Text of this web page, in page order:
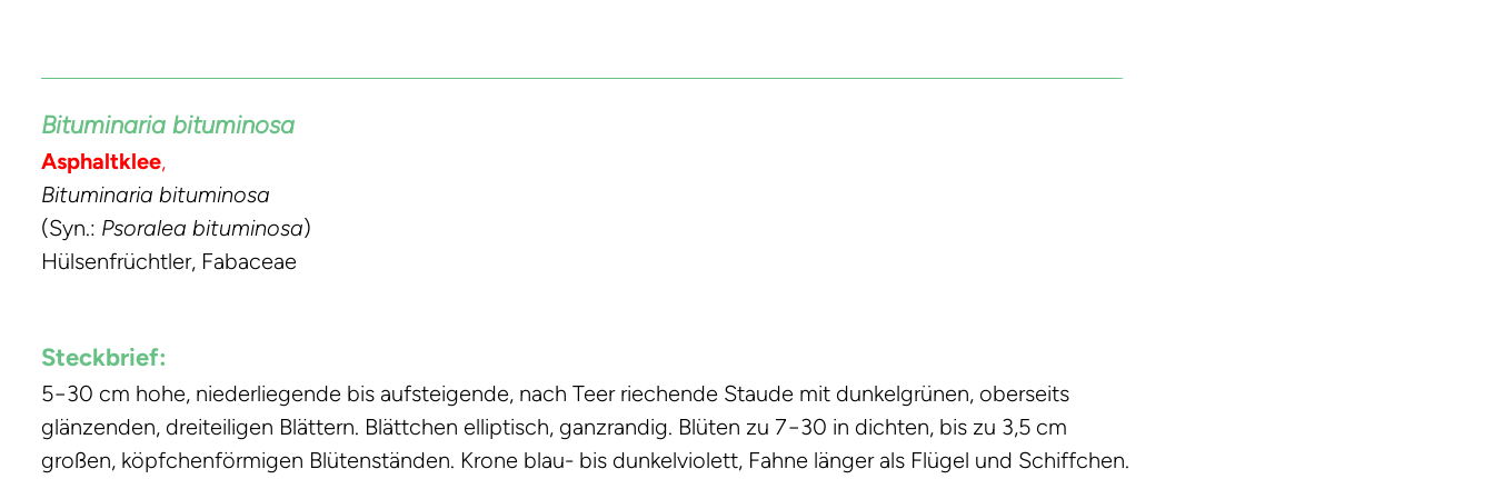
Bituminaria bituminosa
Asphaltklee,
Bituminaria bituminosa
(Syn.: Psoralea bituminosa)
Hülsenfrüchtler, Fabaceae
Steckbrief:
5−30 cm hohe, niederliegende bis aufsteigende, nach Teer riechende Staude mit dunkelgrünen, oberseits
glänzenden, dreiteiligen Blättern. Blättchen elliptisch, ganzrandig. Blüten zu 7−30 in dichten, bis zu 3,5 cm
großen, köpfchenförmigen Blütenständen. Krone blau- bis dunkelviolett, Fahne länger als Flügel und Schiffchen.